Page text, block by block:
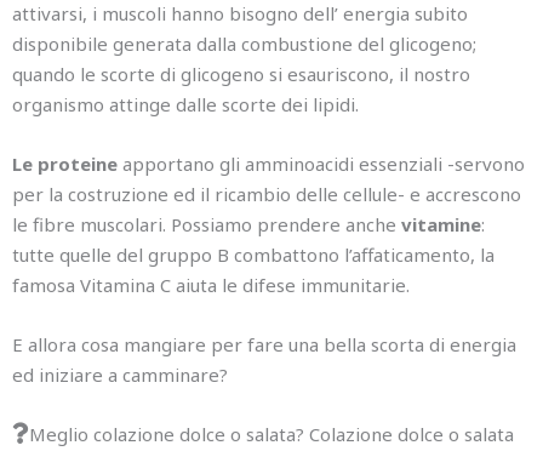
attivarsi, i muscoli hanno bisogno dell’ energia subito
disponibile generata dalla combustione del glicogeno;
quando le scorte di glicogeno si esauriscono, il nostro
organismo attinge dalle scorte dei lipidi.
Le proteine apportano gli amminoacidi essenziali -servono
per la costruzione ed il ricambio delle cellule- e accrescono
le fibre muscolari. Possiamo prendere anche vitamine:
tutte quelle del gruppo B combattono l’affaticamento, la
famosa Vitamina C aiuta le difese immunitarie.
E allora cosa mangiare per fare una bella scorta di energia
ed iniziare a camminare?
Meglio colazione dolce o salata? Colazione dolce o salata